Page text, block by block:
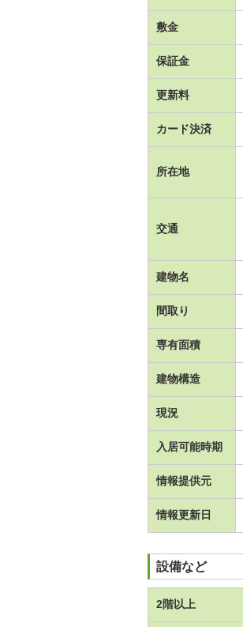
敷金
保証金
更新料
カード決済
所在地
交通
建物名
間取り
専有面積
建物構造
現況
入居可能時期
情報提供元
情報更新日
設備など
2階以上